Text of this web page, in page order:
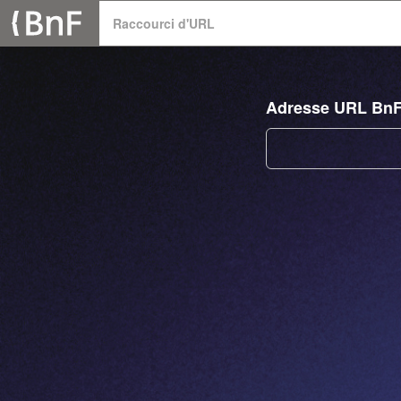
Panneau de gestion des cookies
Raccourci d'URL
Adresse URL